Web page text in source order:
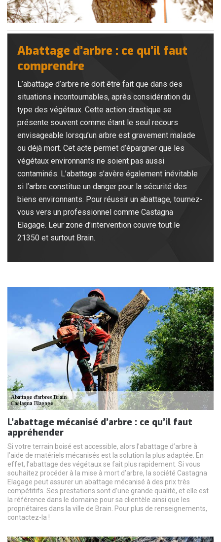
Abattage d’arbre : ce qu’il faut
comprendre
L’abattage d’arbre ne doit être fait que dans des
situations incontournables, après considération du
type des végétaux. Cette action drastique se
présente souvent comme étant le seul recours
envisageable lorsqu’un arbre est gravement malade
ou déjà mort. Cet acte permet d’épargner que les
végétaux environnants ne soient pas aussi
contaminés. L’abattage s’avère également inévitable
si l’arbre constitue un danger pour la sécurité des
biens environnants. Pour réussir un abattage, tournez-
vous vers un professionnel comme Castagna
Elagage. Leur zone d’intervention couvre tout le
21350 et surtout Brain.
L’abattage mécanisé d’arbre : ce qu’il faut
appréhender
Si votre terrain boisé est accessible, alors l’abattage d’arbre à
l’aide de matériels mécanisés est la solution la plus adaptée. En
effet, l’abattage des végétaux se fait plus rapidement. Si vous
souhaitez procéder à la mise à mort d’arbre, la société Castagna
Elagage peut assurer un abattage mécanisé à des prix très
compétitifs. Ses prestations sont d’une grande qualité, et elle est
la référence dans le domaine pour sa clientèle ainsi que les
propriétaires dans la ville de Brain. Pour plus de renseignements,
contactez-la !